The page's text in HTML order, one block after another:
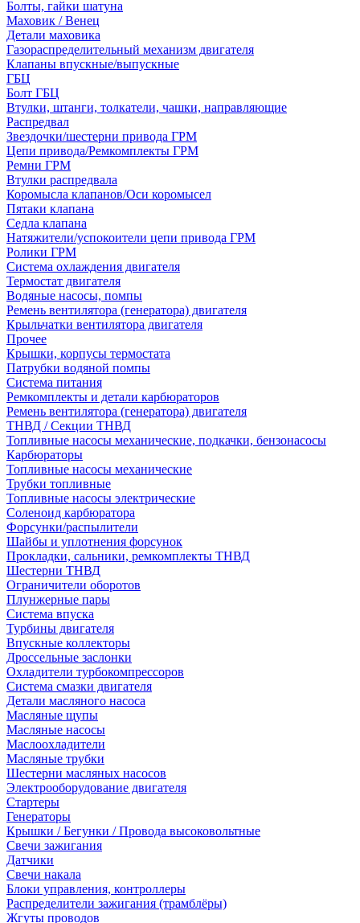
Болты, гайки шатуна
Маховик / Венец
Детали маховика
Газораспределительный механизм двигателя
Клапаны впускные/выпускные
ГБЦ
Болт ГБЦ
Втулки, штанги, толкатели, чашки, направляющие
Распредвал
Звездочки/шестерни привода ГРМ
Цепи привода/Ремкомплекты ГРМ
Ремни ГРМ
Втулки распредвала
Коромысла клапанов/Оси коромысел
Пятаки клапана
Седла клапана
Натяжители/успокоители цепи привода ГРМ
Ролики ГРМ
Система охлаждения двигателя
Термостат двигателя
Водяные насосы, помпы
Ремень вентилятора (генератора) двигателя
Крыльчатки вентилятора двигателя
Прочее
Крышки, корпусы термостата
Патрубки водяной помпы
Система питания
Ремкомплекты и детали карбюраторов
Ремень вентилятора (генератора) двигателя
ТНВД / Секции ТНВД
Топливные насосы механические, подкачки, бензонасосы
Карбюраторы
Топливные насосы механические
Трубки топливные
Топливные насосы электрические
Соленоид карбюратора
Форсунки/распылители
Шайбы и уплотнения форсунок
Прокладки, сальники, ремкомплекты ТНВД
Шестерни ТНВД
Ограничители оборотов
Плунжерные пары
Система впуска
Турбины двигателя
Впускные коллекторы
Дроссельные заслонки
Охладители турбокомпрессоров
Система смазки двигателя
Детали масляного насоса
Масляные щупы
Масляные насосы
Маслоохладители
Масляные трубки
Шестерни масляных насосов
Электрооборудование двигателя
Стартеры
Генераторы
Крышки / Бегунки / Провода высоковольтные
Свечи зажигания
Датчики
Свечи накала
Блоки управления, контроллеры
Распределители зажигания (трамблёры)
Жгуты проводов